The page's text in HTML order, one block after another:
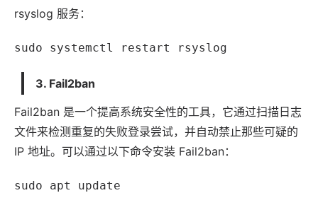
rsyslog 服务：
sudo systemctl restart rsyslog
3. Fail2ban
Fail2ban 是一个提高系统安全性的工具，它通过扫描日志
文件来检测重复的失败登录尝试，并自动禁止那些可疑的
IP 地址。可以通过以下命令安装 Fail2ban：
sudo apt update